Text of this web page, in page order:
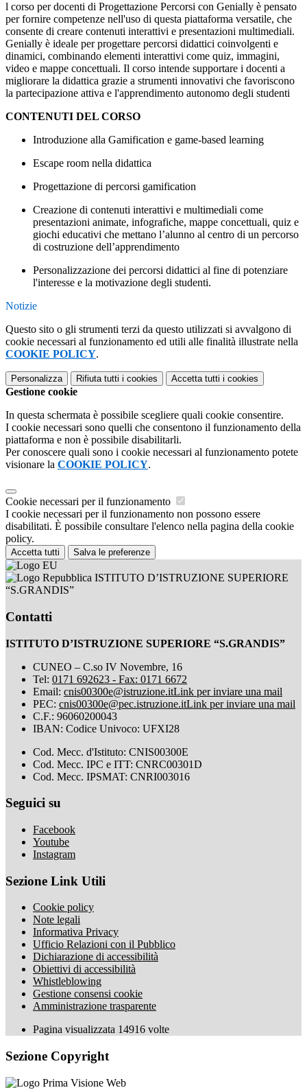
l corso per docenti di Progettazione Percorsi con Genially è pensato
per fornire competenze nell'uso di questa piattaforma versatile, che
consente di creare contenuti interattivi e presentazioni multimediali.
Genially è ideale per progettare percorsi didattici coinvolgenti e
dinamici, combinando elementi interattivi come quiz, immagini,
video e mappe concettuali. Il corso intende supportare i docenti a
migliorare la didattica grazie a strumenti innovativi che favoriscono
la partecipazione attiva e l'apprendimento autonomo degli studenti
CONTENUTI DEL CORSO
Introduzione alla Gamification e game-based learning
Escape room nella didattica
Progettazione di percorsi gamification
Creazione di contenuti interattivi e multimediali come
presentazioni animate, infografiche, mappe concettuali, quiz e
giochi educativi che mettano l’alunno al centro di un percorso
di costruzione dell’apprendimento
Personalizzazione dei percorsi didattici al fine di potenziare
l'interesse e la motivazione degli studenti.
Notizie
Questo sito o gli strumenti terzi da questo utilizzati si avvalgono di
cookie necessari al funzionamento ed utili alle finalità illustrate nella
COOKIE POLICY.
Personalizza Rifiuta tutti i cookies Accetta tutti i cookies
Gestione cookie
In questa schermata è possibile scegliere quali cookie consentire.
I cookie necessari sono quelli che consentono il funzionamento della
piattaforma e non è possibile disabilitarli.
Per conoscere quali sono i cookie necessari al funzionamento potete
visionare la COOKIE POLICY.
Cookie necessari per il funzionamento
I cookie necessari per il funzionamento non possono essere
disabilitati. È possibile consultare l'elenco nella pagina della cookie
policy.
Accetta tutti Salva le preferenze
ISTITUTO D’ISTRUZIONE SUPERIORE
“S.GRANDIS”
Contatti
ISTITUTO D’ISTRUZIONE SUPERIORE “S.GRANDIS”
CUNEO – C.so IV Novembre, 16
Tel: 0171 692623 - Fax: 0171 6672
Email: cnis00300e@istruzione.itLink per inviare una mail
PEC: cnis00300e@pec.istruzione.itLink per inviare una mail
C.F.: 96060200043
IBAN: Codice Univoco: UFXI28
Cod. Mecc. d'Istituto: CNIS00300E
Cod. Mecc. IPC e ITT: CNRC00301D
Cod. Mecc. IPSMAT: CNRI003016
Seguici su
Facebook
Youtube
Instagram
Sezione Link Utili
Cookie policy
Note legali
Informativa Privacy
Ufficio Relazioni con il Pubblico
Dichiarazione di accessibilità
Obiettivi di accessibilità
Whistleblowing
Gestione consensi cookie
Amministrazione trasparente
Pagina visualizzata 14916 volte
Sezione Copyright